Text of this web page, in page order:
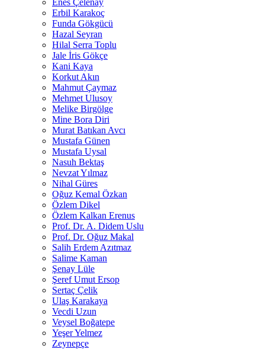
Enes Çelenay
Erbil Karakoç
Funda Gökgücü
Hazal Seyran
Hilal Serra Toplu
Jale İris Gökçe
Kani Kaya
Korkut Akın
Mahmut Çaymaz
Mehmet Ulusoy
Melike Birgölge
Mine Bora Diri
Murat Batıkan Avcı
Mustafa Günen
Mustafa Uysal
Nasuh Bektaş
Nevzat Yılmaz
Nihal Güres
Oğuz Kemal Özkan
Özlem Dikel
Özlem Kalkan Erenus
Prof. Dr. A. Didem Uslu
Prof. Dr. Oğuz Makal
Salih Erdem Azıtmaz
Salime Kaman
Şenay Lüle
Şeref Umut Ersop
Sertaç Çelik
Ulaş Karakaya
Vecdi Uzun
Veysel Boğatepe
Yeşer Yelmez
Zeynepçe